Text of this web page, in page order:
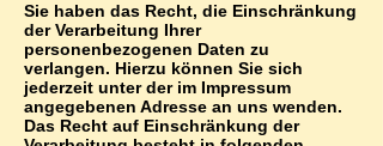
Sie haben das Recht, die Einschränkung
der Verarbeitung Ihrer
personenbezogenen Daten zu
verlangen. Hierzu können Sie sich
jederzeit unter der im Impressum
angegebenen Adresse an uns wenden.
Das Recht auf Einschränkung der